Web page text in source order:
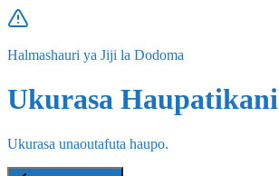
Halmashauri ya Jiji la Dodoma
Ukurasa Haupatikani
Ukurasa unaoutafuta haupo.